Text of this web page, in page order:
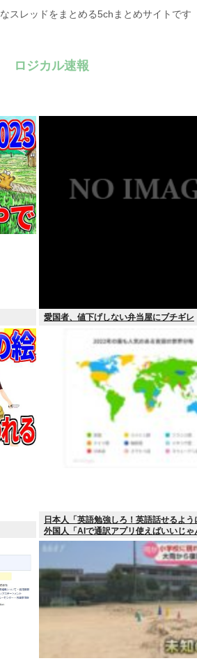
スレッドをまとめる5chまとめサイトです
ロジカル速報
愛国者、値下げしない弁当屋にブチギレ
日本人「英語勉強しろ！英語話せるよう
外国人「AIで通訳アプリ使えばいいじゃ